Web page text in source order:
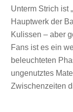
Unterm Strich ist
Hauptwerk der
Kulissen – aber
Fans ist es ein
beleuchteten
ungenutztes
Zwischenzeiten